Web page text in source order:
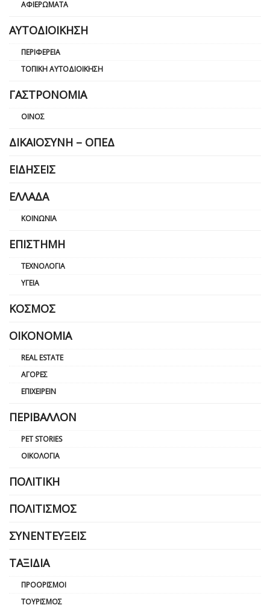
ΑΦΙΕΡΏΜΑΤΑ
ΑΥΤΟΔΙΟΊΚΗΣΗ
ΠΕΡΙΦΈΡΕΙΑ
ΤΟΠΙΚΉ ΑΥΤΟΔΙΟΊΚΗΣΗ
ΓΑΣΤΡΟΝΟΜΊΑ
ΟΊΝΟΣ
ΔΙΚΑΙΟΣΎΝΗ – ΟΠΕΔ
ΕΙΔΉΣΕΙΣ
ΕΛΛΆΔΑ
ΚΟΙΝΩΝΊΑ
ΕΠΙΣΤΉΜΗ
ΤΕΧΝΟΛΟΓΊΑ
ΥΓΕΊΑ
ΚΌΣΜΟΣ
ΟΙΚΟΝΟΜΊΑ
REAL ESTATE
ΑΓΟΡΈΣ
ΕΠΙΧΕΙΡΕΊΝ
ΠΕΡΙΒΆΛΛΟΝ
PET STORIES
ΟΙΚΟΛΟΓΊΑ
ΠΟΛΙΤΙΚΉ
ΠΟΛΙΤΙΣΜΌΣ
ΣΥΝΕΝΤΕΎΞΕΙΣ
ΤΑΞΊΔΙΑ
ΠΡΟΟΡΙΣΜΟΊ
ΤΟΥΡΙΣΜΌΣ